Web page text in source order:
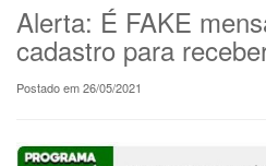
Alerta: É FAKE
cadastro para
Postado em 26/05/2021